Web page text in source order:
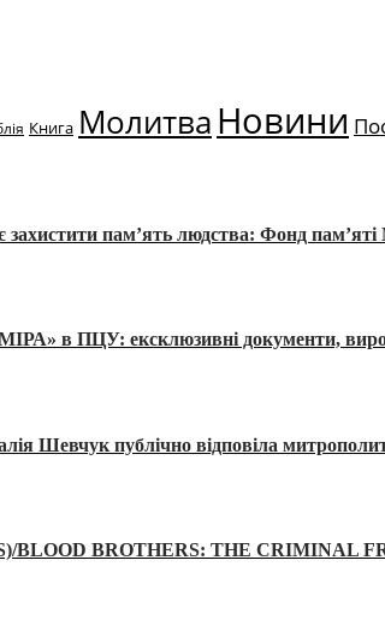
Книга МолитваНовини
захистити пам’ять людства: Фонд
ПЦУ: ексклюзивні документи, вирок і
Шевчук публічно відповіла
BLOOD BROTHERS: THE CRIMINAL